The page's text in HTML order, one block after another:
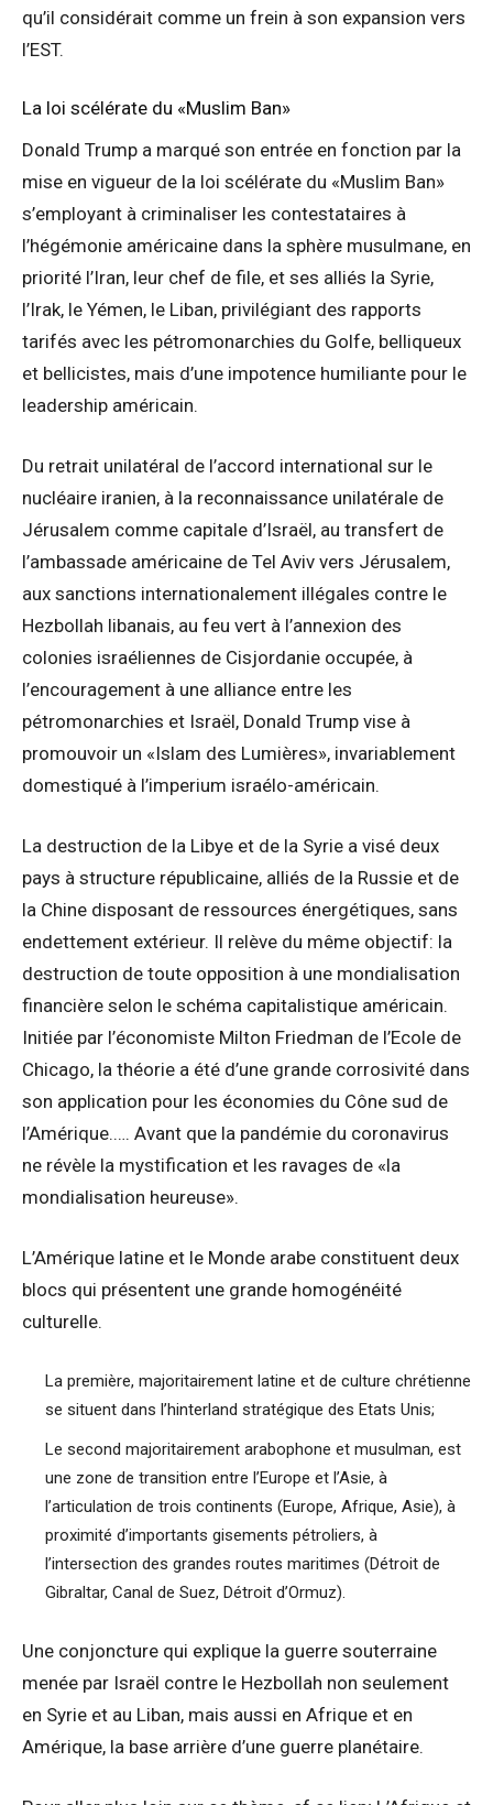
qu’il considérait comme un frein à son expansion vers
l’EST.
La loi scélérate du «Muslim Ban»
Donald Trump a marqué son entrée en fonction par la
mise en vigueur de la loi scélérate du «Muslim Ban»
s’employant à criminaliser les contestataires à
l’hégémonie américaine dans la sphère musulmane, en
priorité l’Iran, leur chef de file, et ses alliés la Syrie,
l’Irak, le Yémen, le Liban, privilégiant des rapports
tarifés avec les pétromonarchies du Golfe, belliqueux
et bellicistes, mais d’une impotence humiliante pour le
leadership américain.
Du retrait unilatéral de l’accord international sur le
nucléaire iranien, à la reconnaissance unilatérale de
Jérusalem comme capitale d’Israël, au transfert de
l’ambassade américaine de Tel Aviv vers Jérusalem,
aux sanctions internationalement illégales contre le
Hezbollah libanais, au feu vert à l’annexion des
colonies israéliennes de Cisjordanie occupée, à
l’encouragement à une alliance entre les
pétromonarchies et Israël, Donald Trump vise à
promouvoir un «Islam des Lumières», invariablement
domestiqué à l’imperium israélo-américain.
La destruction de la Libye et de la Syrie a visé deux
pays à structure républicaine, alliés de la Russie et de
la Chine disposant de ressources énergétiques, sans
endettement extérieur. Il relève du même objectif: la
destruction de toute opposition à une mondialisation
financière selon le schéma capitalistique américain.
Initiée par l’économiste Milton Friedman de l’Ecole de
Chicago, la théorie a été d’une grande corrosivité dans
son application pour les économies du Cône sud de
l’Amérique.…. Avant que la pandémie du coronavirus
ne révèle la mystification et les ravages de «la
mondialisation heureuse».
L’Amérique latine et le Monde arabe constituent deux
blocs qui présentent une grande homogénéité
culturelle.
La première, majoritairement latine et de culture chrétienne
se situent dans l’hinterland stratégique des Etats Unis;
Le second majoritairement arabophone et musulman, est
une zone de transition entre l’Europe et l’Asie, à
l’articulation de trois continents (Europe, Afrique, Asie), à
proximité d’importants gisements pétroliers, à
l’intersection des grandes routes maritimes (Détroit de
Gibraltar, Canal de Suez, Détroit d’Ormuz).
Une conjoncture qui explique la guerre souterraine
menée par Israël contre le Hezbollah non seulement
en Syrie et au Liban, mais aussi en Afrique et en
Amérique, la base arrière d’une guerre planétaire.